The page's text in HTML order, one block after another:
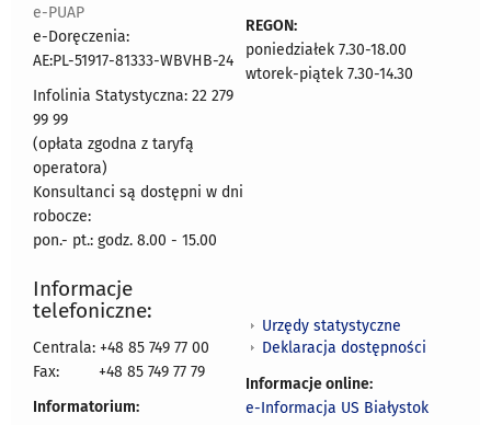
e-PUAP
e-Doręczenia:
AE:PL-51917-81333-WBVHB-24
Infolinia Statystyczna: 22 279
99 99
(opłata zgodna z taryfą
operatora)
Konsultanci są dostępni w dni
robocze:
pon.- pt.: godz. 8.00 - 15.00
REGON:
poniedziałek 7.30-18.00
wtorek-piątek 7.30-14.30
Informacje
telefoniczne:
Centrala: +48 85 749 77 00
Fax:
+48 85 749 77 79
Informatorium:
Urzędy statystyczne
Deklaracja dostępności
Informacje online:
e-Informacja US Białystok